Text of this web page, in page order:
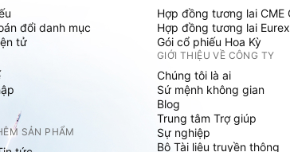
đổi danh mục
tử
SẢN PHẨM
Hợp đồng tương lai CME
Hợp đồng tương lai Eurex
Gói cổ phiếu Hoa Kỳ
GIỚI THIỆU VỀ CÔNG TY
Chúng tôi là ai
Sứ mệnh không gian
Blog
Trung tâm Trợ giúp
Sự nghiệp
Bộ Tài liệu truyền thông